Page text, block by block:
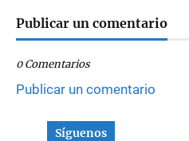
Publicar un comentario
0 Comentarios
Publicar un comentario
Síguenos